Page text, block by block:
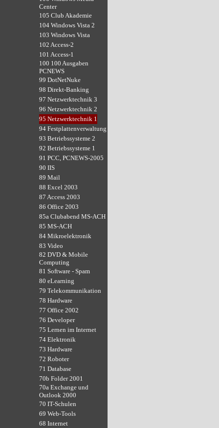
Center
105 Club Akademie
104 Windows Vista 2
103 Windows Vista
102 Access-2
101 Access-1
100 100 Ausgaben
PCNEWS
99 DotNetNuke
98 Direkt-Banking
97 Netzwerktechnik 3
96 Netzwerktechnik 2
95 Netzwerktechnik 1
94 Festplattenverwaltung
93 Betriebssysteme 2
92 Betriebssysteme 1
91 PCC, PCNEWS-2005
90 IIS
89 Mail
88 Excel 2003
87 Access 2003
86 Office 2003
85a Clubabend MS-ACH
85 MS-ACH
84 Mikroelektronik
83 Video
82 DVD & Mobile
Computing
81 Software - Spam
80 eLearning
79 Telekommunikation
78 Hardware
77 Office 2002
76 Developer
75 Lernen im Internet
74 Elektronik
73 Hardware
72 Roboter
71 Database
70b Folder 2001
70a Exchange und
Outlook 2000
70 IT-Schulen
69 Web-Tools
68 Internet